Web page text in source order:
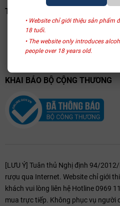
• Website chỉ giới thiệu sản phẩm
18 tuổi.
• The website only introduces
people over 18 years old.
TRANG VÀNG VIỆT NAM
KHAI BÁO BỘ CỘNG THƯƠNG
[LƯU Ý] Tuân thủ Nghị định 94/
rượu qua Internet. Website chỉ giới
khách vui lòng liên hệ Hotline 0969
mua trực tiếp. Không phục vụ người